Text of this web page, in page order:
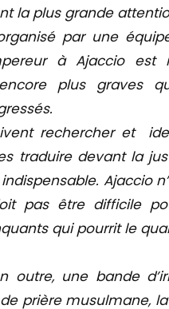
la plus grande
par une
à Ajaccio
plus graves
rechercher et
traduire devant la
Ajaccio
pas être difficile
qui pourrit le
outre, une bande
prière musulmane,